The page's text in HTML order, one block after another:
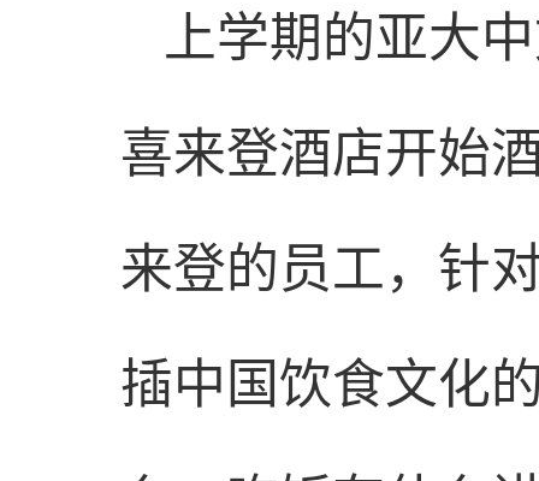
上学期的亚大
喜来登酒店开始
来登的员工，针
插中国饮食文化